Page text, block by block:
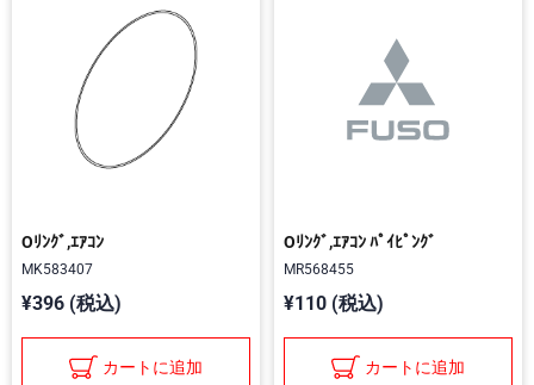
Oﾘﾝｸﾞ,ｴｱｺﾝ
MK583407
¥396 (税込)
カートに追加
Oﾘﾝｸﾞ,ｴｱｺﾝ ﾊﾟｲﾋﾟﾝｸﾞ
MR568455
¥110 (税込)
カートに追加